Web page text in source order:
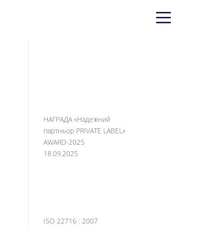
НАГРАДА «Надежний
партньор PRIVATE LABEL»
AWARD-2025
18.09.2025
ISO 22716 : 2007